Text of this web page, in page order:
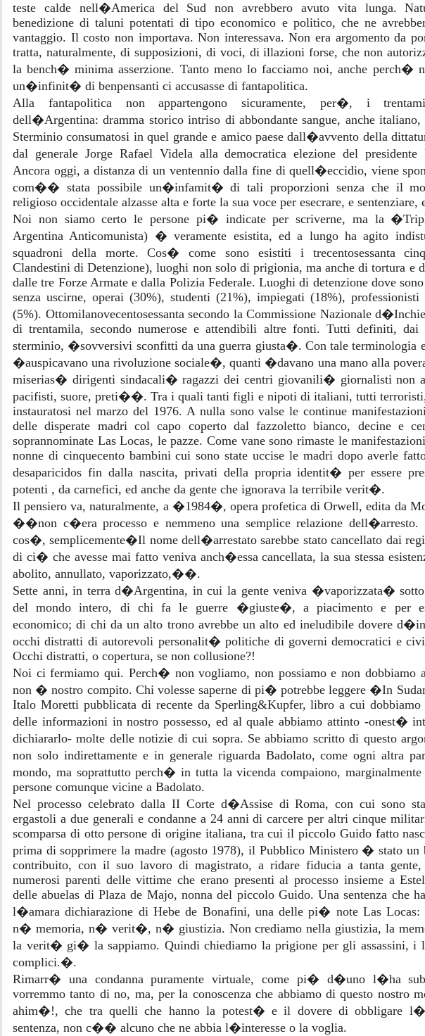
teste calde nell�America del Sud non avrebbero avuto vita lunga.
benedizione di taluni potentati di tipo economico e politico, che ne
vantaggio. Il costo non importava. Non interessava. Non era argomento da
tratta, naturalmente, di supposizioni, di voci, di illazioni forse, che non
la bench� minima asserzione. Tanto meno lo facciamo noi, anche perch�
un�infinit� di benpensanti ci accusasse di fantapolitica.
Alla fantapolitica non appartengono sicuramente, per�, i
dell�Argentina: dramma storico intriso di abbondante sangue, anche
Sterminio consumatosi in quel grande e amico paese dall�avvento della
dal generale Jorge Rafael Videla alla democratica elezione del
Ancora oggi, a distanza di un ventennio dalla fine di quell�eccidio, viene
com�� stata possibile un�infamit� di tali proporzioni senza che il
religioso occidentale alzasse alta e forte la sua voce per esecrare, e sentenziare,
Noi non siamo certo le persone pi� indicate per scriverne, ma la
Argentina Anticomunista) � veramente esistita, ed a lungo ha agito
squadroni della morte. Cos� come sono esistiti i trecentosessanta
Clandestini di Detenzione), luoghi non solo di prigionia, ma anche di tortura e
dalle tre Forze Armate e dalla Polizia Federale. Luoghi di detenzione dove
senza uscirne, operai (30%), studenti (21%), impiegati (18%), professionisti
(5%). Ottomilanovecentosessanta secondo la Commissione Nazionale
di trentamila, secondo numerose e attendibili altre fonti. Tutti definiti, dai
sterminio, �sovversivi sconfitti da una guerra giusta�. Con tale terminologia
�auspicavano una rivoluzione sociale�, quanti �davano una mano alla
miserias� dirigenti sindacali� ragazzi dei centri giovanili� giornalisti non
pacifisti, suore, preti��. Tra i quali tanti figli e nipoti di italiani, tutti terroristi,
instauratosi nel marzo del 1976. A nulla sono valse le continue
delle disperate madri col capo coperto dal fazzoletto bianco, decine e
soprannominate Las Locas, le pazze. Come vane sono rimaste le
nonne di cinquecento bambini cui sono state uccise le madri dopo averle
desaparicidos fin dalla nascita, privati della propria identit� per essere
potenti , da carnefici, ed anche da gente che ignorava la terribile verit�.
Il pensiero va, naturalmente, a �1984�, opera profetica di Orwell, edita da
��non c�era processo e nemmeno una semplice relazione dell�arresto.
cos�, semplicemente�Il nome dell�arrestato sarebbe stato cancellato dai
di ci� che avesse mai fatto veniva anch�essa cancellata, la sua stessa
abolito, annullato, vaporizzato,��.
Sette anni, in terra d�Argentina, in cui la gente veniva �vaporizzata�
del mondo intero, di chi fa le guerre �giuste�, a piacimento e per
economico; di chi da un alto trono avrebbe un alto ed ineludibile dovere
occhi distratti di autorevoli personalit� politiche di governi democratici e
Occhi distratti, o copertura, se non collusione?!
Noi ci fermiamo qui. Perch� non vogliamo, non possiamo e non dobbiamo
non � nostro compito. Chi volesse saperne di pi� potrebbe leggere �In
Italo Moretti pubblicata di recente da Sperling&Kupfer, libro a cui dobbiamo
delle informazioni in nostro possesso, ed al quale abbiamo attinto -onest�
dichiararlo- molte delle notizie di cui sopra. Se abbiamo scritto di questo
non solo indirettamente e in generale riguarda Badolato, come ogni altra
mondo, ma soprattutto perch� in tutta la vicenda compaiono,
persone comunque vicine a Badolato.
Nel processo celebrato dalla II Corte d�Assise di Roma, con cui sono
ergastoli a due generali e condanne a 24 anni di carcere per altri cinque
scomparsa di otto persone di origine italiana, tra cui il piccolo Guido fatto
prima di sopprimere la madre (agosto 1978), il Pubblico Ministero � stato un
contribuito, con il suo lavoro di magistrato, a ridare fiducia a tanta
numerosi parenti delle vittime che erano presenti al processo insieme a
delle abuelas di Plaza de Majo, nonna del piccolo Guido. Una sentenza che
l�amara dichiarazione di Hebe de Bonafini, una delle pi� note Las
n� memoria, n� verit�, n� giustizia. Non crediamo nella giustizia, la
la verit� gi� la sappiamo. Quindi chiediamo la prigione per gli assassini, i
complici.�.
Rimarr� una condanna puramente virtuale, come pi� d�uno l�ha
vorremmo tanto di no, ma, per la conoscenza che abbiamo di questo nostro
ahim�!, che tra quelli che hanno la potest� e il dovere di obbligare
sentenza, non c�� alcuno che ne abbia l�interesse o la voglia.